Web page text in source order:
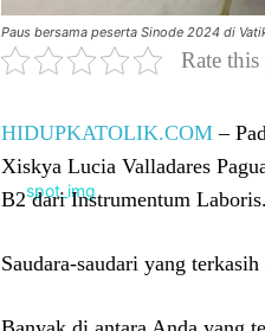
Paus bersama peserta Sinode 2024 di
Rate this
HIDUPKATOLIK.COM –
Xiskya Lucia Valladares
B2 dari Instrumentum Laboris.
Saudara-saudari yang